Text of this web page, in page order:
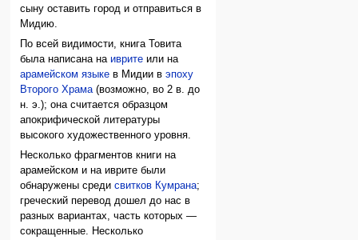
сыну оставить город и отправиться в
Мидию.
По всей видимости, книга Товита
была написана наиврите или на
арамейском языке в Мидии вэпоху
Второго Храма(возможно, во 2 в. до
н. э.); она считается образцом
апокрифической литературы
высокого художественного уровня.
Несколько фрагментов книги на
арамейском и на иврите были
обнаружены средисвитков Кумрана;
греческий перевод дошел до нас в
разных вариантах, часть которых —
сокращенные. Несколько